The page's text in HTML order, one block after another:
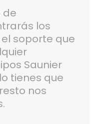
de
los
soporte que
Saunier
tienes que
nos